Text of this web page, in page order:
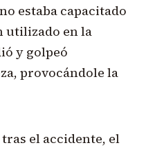
estaba capacitado
utilizado en la
y golpeó
provocándole la
el accidente, el